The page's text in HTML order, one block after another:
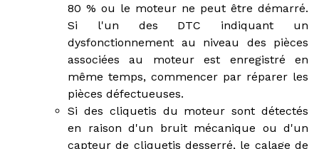
80 % ou le moteur ne peut être démarré.
Si l'un des DTC indiquant un
dysfonctionnement au niveau des pièces
associées au moteur est enregistré en
même temps, commencer par réparer les
pièces défectueuses.
Si des cliquetis du moteur sont détectés
en raison d'un bruit mécanique ou d'un
capteur de cliquetis desserré, le calage de